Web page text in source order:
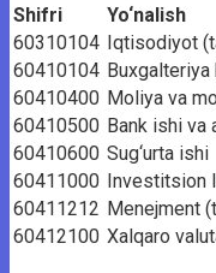
Shifri
Yo‘nalish
60310104 Iqtisodiyot
60410104 Buxgalteriya
60410400 Moliya va
60410500 Bank ishi va
60410600 Sug‘urta ishi
60411000 Investitsion
60411212 Menejment
60412100 Xalqaro